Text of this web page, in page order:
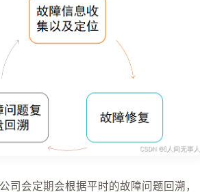
司会定期会根据平时的故障问题回溯，